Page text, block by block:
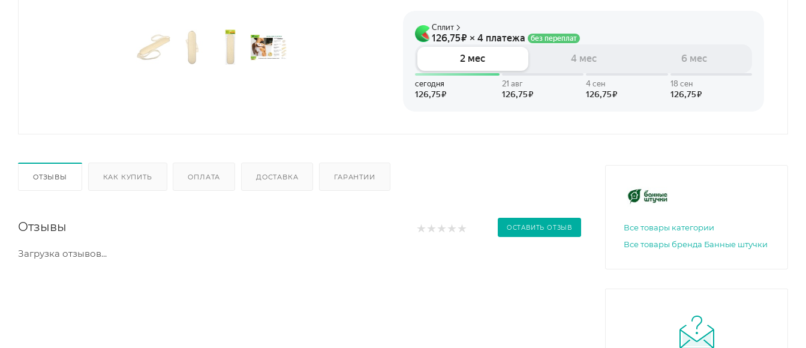
ОТЗЫВЫ КАК КУПИТЬ ОПЛАТА ДОСТАВКА ГАРАНТИИ
Отзывы ОСТАВИТЬ ОТЗЫВ
Загрузка отзывов...
Все товары категории
Все товары бренда Банные штучки